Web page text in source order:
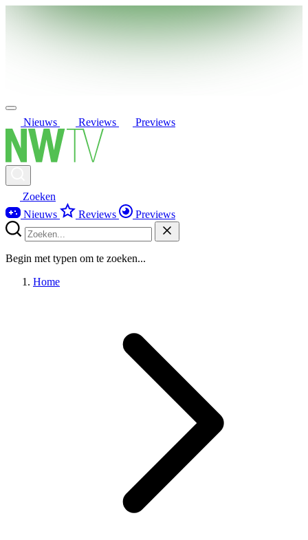
Nieuws Reviews Previews
Zoeken
Nieuws
Reviews Previews
Begin met typen om te zoeken...
Home